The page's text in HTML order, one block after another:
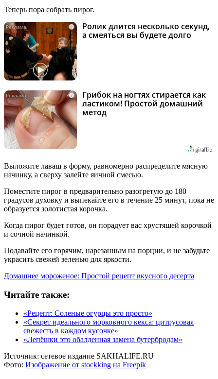
Теперь пора собрать пирог.
i
Ролик длится несколько секунд,
а смеяться вы будете долго
i
Грибок на ногтях стирается как
ластиком! Простой домашний
метод
Выложите лаваш в форму, равномерно распределите мясную
начинку, а сверху залейте яичной смесью.
Поместите пирог в предварительно разогретую до 180
градусов духовку и выпекайте его в течение 25 минут, пока не
образуется золотистая корочка.
Когда пирог будет готов, он порадует вас хрустящей корочкой
и сочной начинкой.
Подавайте его горячим, нарезанным на порции, и не забудьте
украсить свежей зеленью для яркости.
Домашнее мороженое: Простой рецепт вкусного десерта
Читайте также:
«Рецепт: Соленые огурцы это просто»
«Секрет идеального морковного кекса: цитрусовая
свежесть в каждом кусочке»
«Лепёшки это обалденная замена бутербродам»
Источник: сетевое издание SAKHALIFE.RU
Фото: Изображение от stockking на Freepik